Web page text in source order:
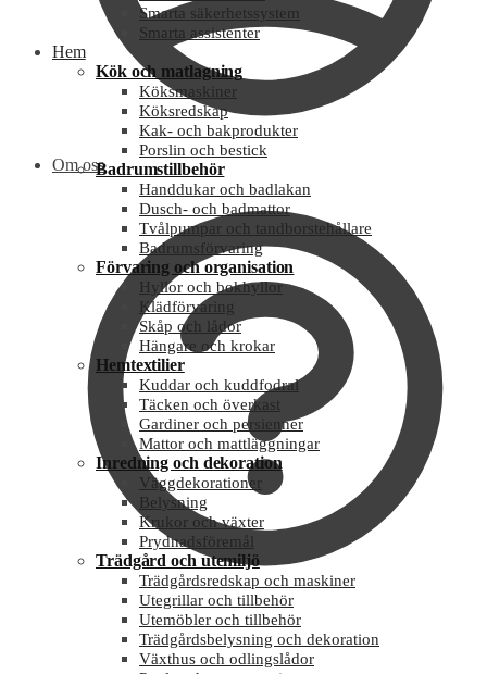
Om oss
Smarta säkerhetssystem
Smarta assistenter
Hem
Kök och matlagning
Köksmaskiner
Köksredskap
Kak- och bakprodukter
Porslin och bestick
Badrumstillbehör
Handdukar och badlakan
Dusch- och badmattor
Tvålpumpar och tandborstehållare
Badrumsförvaring
Förvaring och organisation
Hyllor och bokhyllor
Klädförvaring
Skåp och lådor
Hängare och krokar
Hemtextilier
Kuddar och kuddfodral
Täcken och överkast
Gardiner och persienner
Mattor och mattläggningar
Inredning och dekoration
Väggdekorationer
Belysning
Krukor och växter
Prydnadsföremål
Trädgård och utemiljö
Trädgårdsredskap och maskiner
Utegrillar och tillbehör
Utemöbler och tillbehör
Trädgårdsbelysning och dekoration
Växthus och odlingslådor